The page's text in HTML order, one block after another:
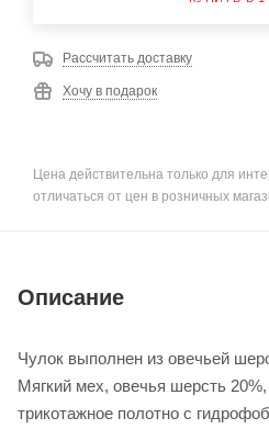
Рассчитать доставку
Хочу в подарок
Цена действительна только для
отличаться от цен в розничных
Описание
Чулок выполнен из овечьей
Мягкий мех, овечья шерсть
трикотажное полотно с